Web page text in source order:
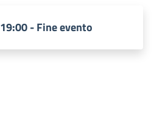
19:00 - Fine evento